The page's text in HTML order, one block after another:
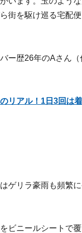
街を駆け巡る宅配
ー歴26年のAさん（
リアル！1日3回は
ゲリラ豪雨も頻繁
ビニールシートで